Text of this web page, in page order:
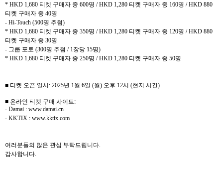
* HKD 1,680 티켓 구매자 중 600명 / HKD 1,280 티켓 구매자 중 160명 / HKD 880
티켓 구매자 중 40명
- Hi-Touch (500명 추첨)
* HKD 1,680 티켓 구매자 중 350명 / HKD 1,280 티켓 구매자 중 120명 / HKD 880
티켓 구매자 중 30명
- 그룹 포토 (300명 추첨 / 1장당 15명)
* HKD 1,680 티켓 구매자 중 250명 / HKD 1,280 티켓 구매자 중 50명
■ 티켓 오픈 일시: 2025년 1월 6일 (월) 오후 12시 (현지 시간)
■ 온라인 티켓 구매 사이트:
- Damai : www.damai.cn
- KKTIX : www.kktix.com
여러분들의 많은 관심 부탁드립니다.
감사합니다.